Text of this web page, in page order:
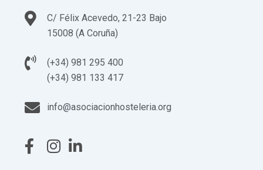
C/ Félix Acevedo, 21-23 Bajo
15008 (A Coruña)
(+34) 981 295 400
(+34) 981 133 417
info@asociacionhosteleria.org